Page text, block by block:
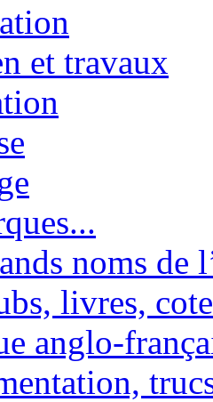
et travaux
noms de
livres,
anglo-